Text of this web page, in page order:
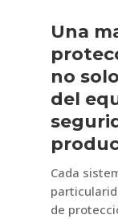
Una
no
del
Cada
de